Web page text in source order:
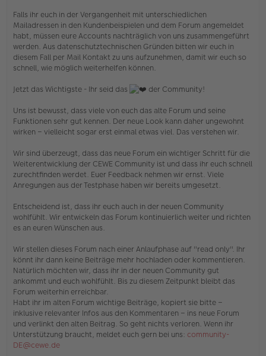
Falls ihr euch in der Vergangenheit mit unterschiedlichen
Mailadressen in den Kundenbeispielen und dem Forum angemeldet
habt, müssen eure Accounts nachträglich von uns zusammengeführt
werden. Aus datenschutztechnischen Gründen bitten wir euch in
diesem Fall per Mail Kontakt zu uns aufzunehmen, damit wir euch so
schnell, wie möglich weiterhelfen können.
Jetzt das Wichtigste - Ihr seid das
der Community!
Uns ist bewusst, dass viele von euch das alte Forum und seine
Funktionen sehr gut kennen. Der neue Look kann daher ungewohnt
wirken – vielleicht sogar erst einmal etwas viel. Das verstehen wir.
Wir sind überzeugt, dass das neue Forum ein wichtiger Schritt für die
Weiterentwicklung der CEWE Community ist und dass ihr euch schnell
zurechtfinden werdet. Euer Feedback nehmen wir ernst. Viele
Anregungen aus der Testphase haben wir bereits umgesetzt.
Entscheidend ist, dass ihr euch auch in der neuen Community
wohlfühlt. Wir entwickeln das Forum kontinuierlich weiter und richten
es an euren Wünschen aus.
Wir stellen dieses Forum nach einer Anlaufphase auf "read only". Ihr
könnt ihr dann keine Beiträge mehr hochladen oder kommentieren.
Natürlich möchten wir, dass ihr in der neuen Community gut
ankommt und euch wohlfühlt. Bis zu diesem Zeitpunkt bleibt das
Forum weiterhin erreichbar.
Habt ihr im alten Forum wichtige Beiträge, kopiert sie bitte –
inklusive relevanter Infos aus den Kommentaren – ins neue Forum
und verlinkt den alten Beitrag. So geht nichts verloren. Wenn ihr
Unterstützung braucht, meldet euch gern bei uns: community-
DE@cewe.de